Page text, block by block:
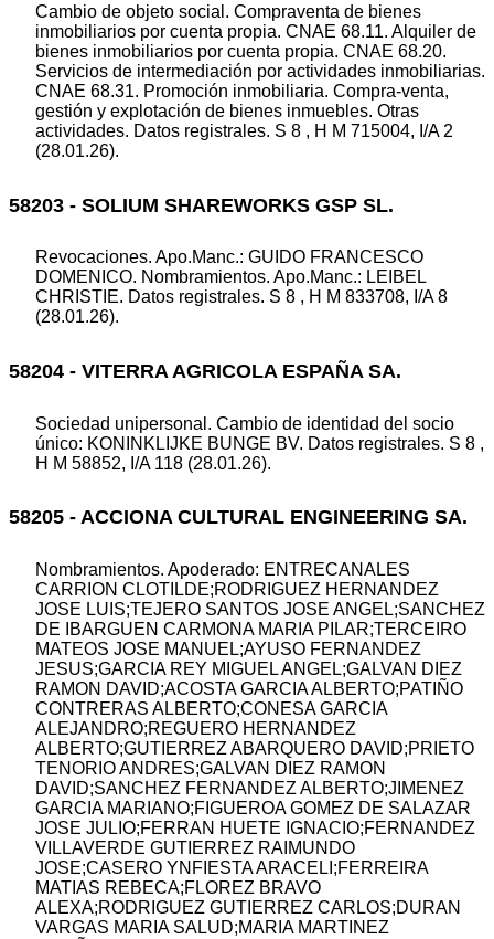
Cambio de objeto social. Compraventa de bienes
inmobiliarios por cuenta propia. CNAE 68.11. Alquiler de
bienes inmobiliarios por cuenta propia. CNAE 68.20.
Servicios de intermediación por actividades inmobiliarias.
CNAE 68.31. Promoción inmobiliaria. Compra-venta,
gestión y explotación de bienes inmuebles. Otras
actividades. Datos registrales. S 8 , H M 715004, I/A 2
(28.01.26).
58203 - SOLIUM SHAREWORKS GSP SL.
Revocaciones. Apo.Manc.: GUIDO FRANCESCO
DOMENICO. Nombramientos. Apo.Manc.: LEIBEL
CHRISTIE. Datos registrales. S 8 , H M 833708, I/A 8
(28.01.26).
58204 - VITERRA AGRICOLA ESPAÑA SA.
Sociedad unipersonal. Cambio de identidad del socio
único: KONINKLIJKE BUNGE BV. Datos registrales. S 8 ,
H M 58852, I/A 118 (28.01.26).
58205 - ACCIONA CULTURAL ENGINEERING SA.
Nombramientos. Apoderado: ENTRECANALES
CARRION CLOTILDE;RODRIGUEZ HERNANDEZ
JOSE LUIS;TEJERO SANTOS JOSE ANGEL;SANCHEZ
DE IBARGUEN CARMONA MARIA PILAR;TERCEIRO
MATEOS JOSE MANUEL;AYUSO FERNANDEZ
JESUS;GARCIA REY MIGUEL ANGEL;GALVAN DIEZ
RAMON DAVID;ACOSTA GARCIA ALBERTO;PATIÑO
CONTRERAS ALBERTO;CONESA GARCIA
ALEJANDRO;REGUERO HERNANDEZ
ALBERTO;GUTIERREZ ABARQUERO DAVID;PRIETO
TENORIO ANDRES;GALVAN DIEZ RAMON
DAVID;SANCHEZ FERNANDEZ ALBERTO;JIMENEZ
GARCIA MARIANO;FIGUEROA GOMEZ DE SALAZAR
JOSE JULIO;FERRAN HUETE IGNACIO;FERNANDEZ
VILLAVERDE GUTIERREZ RAIMUNDO
JOSE;CASERO YNFIESTA ARACELI;FERREIRA
MATIAS REBECA;FLOREZ BRAVO
ALEXA;RODRIGUEZ GUTIERREZ CARLOS;DURAN
VARGAS MARIA SALUD;MARIA MARTINEZ